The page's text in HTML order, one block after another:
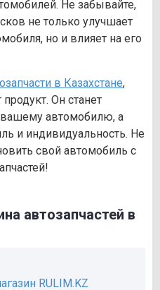
Не забывайте,
не только улучшает
но и влияет на его
в Казахстане,
Он станет
автомобилю, а
и индивидуальность. Не
свой автомобиль с
автозапчастей в
RULIM.KZ